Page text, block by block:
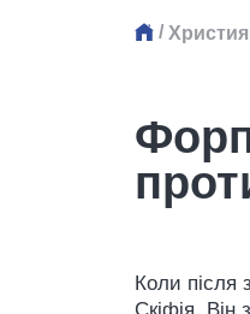
/
Коли після